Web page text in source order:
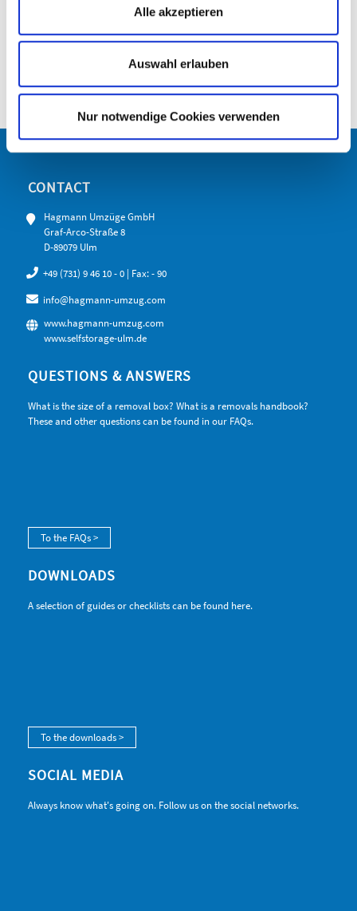
Alle akzeptieren
Auswahl erlauben
Nur notwendige Cookies verwenden
CONTACT
Hagmann Umzüge GmbH
Graf-Arco-Straße 8
D-89079 Ulm
+49 (731) 9 46 10 - 0 | Fax: - 90
info@hagmann-umzug.com
www.hagmann-umzug.com
www.selfstorage-ulm.de
QUESTIONS & ANSWERS
What is the size of a removal box? What is a removals handbook?
These and other questions can be found in our FAQs.
To the FAQs >
DOWNLOADS
A selection of guides or checklists can be found here.
To the downloads >
SOCIAL MEDIA
Always know what's going on. Follow us on the social networks.